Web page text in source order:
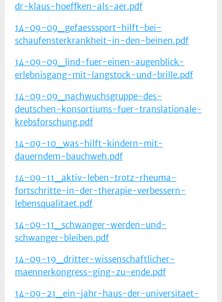
dr-klaus-hoeffken-als-aer.pdf
14-09-09_gefaesssport-hilft-bei-
schaufensterkrankheit-in-den-beinen.pdf
14-09-09_lind-fuer-einen-augenblick-
erlebnisgang-mit-langstock-und-brille.pdf
14-09-09_nachwuchsgruppe-des-
deutschen-konsortiums-fuer-translationale-
krebsforschung.pdf
14-09-10_was-hilft-kindern-mit-
dauerndem-bauchweh.pdf
14-09-11_aktiv-leben-trotz-rheuma-
fortschritte-in-der-therapie-verbessern-
lebensqualitaet.pdf
14-09-11_schwanger-werden-und-
schwanger-bleiben.pdf
14-09-19_dritter-wissenschaftlicher-
maennerkongress-ging-zu-ende.pdf
14-09-21_ein-jahr-haus-der-universitaet-